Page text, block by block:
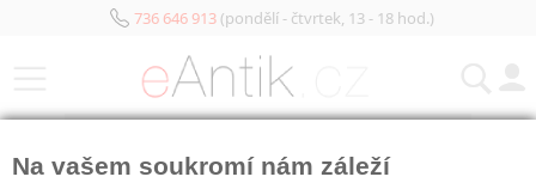
736 646 913(pondělí - čtvrtek, 13 - 18 hod.)
Na vašem soukromí nám záleží